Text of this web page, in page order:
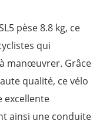
pèse 8.8 kg, ce
qui
manœuvrer. Grâce
qualité, ce vélo
excellente
ainsi une conduite